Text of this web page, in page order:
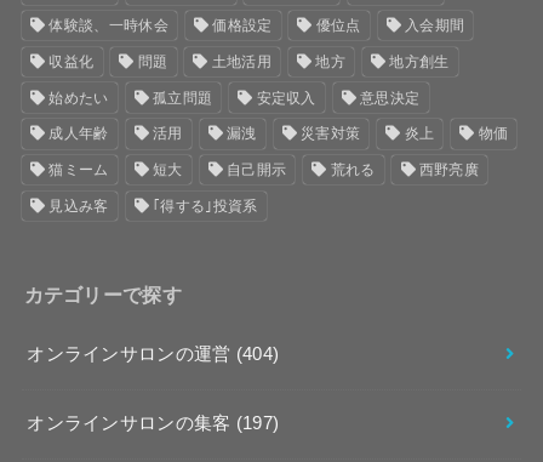
体験談、一時休会 価格設定 優位点 入会期間
収益化 問題 土地活用 地方 地方創生
始めたい 孤立問題 安定収入 意思決定
成人年齢 活用 漏洩 災害対策 炎上 物価
猫ミーム 短大 自己開示 荒れる 西野亮廣
見込み客 ｢得する｣投資系
カテゴリーで探す
オンラインサロンの運営 (404)
オンラインサロンの集客 (197)